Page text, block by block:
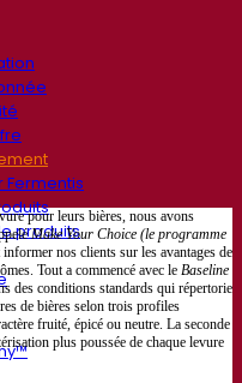
Fermentis
produits
pour leurs bières, nous avons
Make Your Choice (le programme
informer nos clients sur les avantages de
Tout a commencé avec le Baseline
des conditions standards qui répertorie
de bières selon trois profiles
fruité, épicé ou neutre. La seconde
plus poussée de chaque levure